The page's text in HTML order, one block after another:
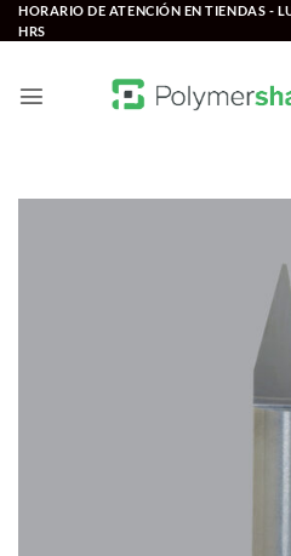
Saltar
al
HORARIO DE ATENCIÓN EN TIENDAS -
HRS